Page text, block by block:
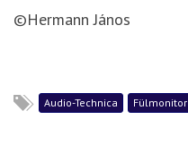
©Hermann János
Audio-Technica Fülmonitor